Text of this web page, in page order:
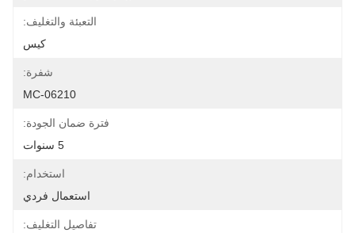
التعبئة والتغليف:
كيس
شفرة:
MC-06210
فترة ضمان الجودة:
5 سنوات
استخدام:
استعمال فردي
تفاصيل التغليف: